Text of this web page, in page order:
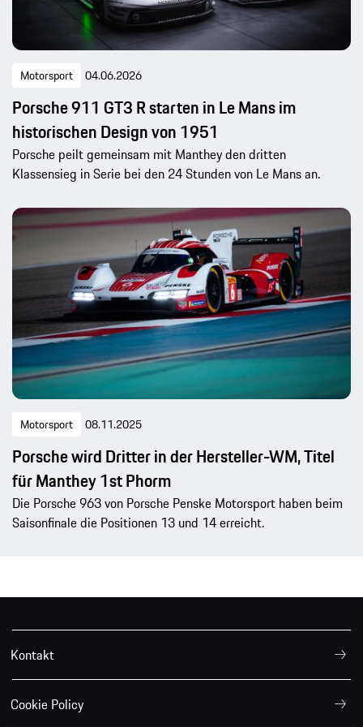
Motorsport 04.06.2026
Porsche 911 GT3 R starten in Le Mans im
historischen Design von 1951
Porsche peilt gemeinsam mit Manthey den dritten
Klassensieg in Serie bei den 24 Stunden von Le Mans an.
Motorsport 08.11.2025
Porsche wird Dritter in der Hersteller-WM, Titel
für Manthey 1st Phorm
Die Porsche 963 von Porsche Penske Motorsport haben beim
Saisonfinale die Positionen 13 und 14 erreicht.
Kontakt
Cookie Policy